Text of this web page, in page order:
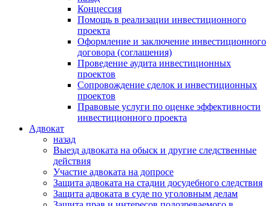
Концессия
Помощь в реализации инвестиционного
проекта
Оформление и заключение инвестиционного
договора (соглашения)
Проведение аудита инвестиционных
проектов
Сопровождение сделок и инвестиционных
проектов
Правовые услуги по оценке эффективности
инвестиционного проекта
Адвокат
назад
Выезд адвоката на обыск и другие следственные
действия
Участие адвоката на допросе
Защита адвоката на стадии досудебного следствия
Защита адвоката в суде по уголовным делам